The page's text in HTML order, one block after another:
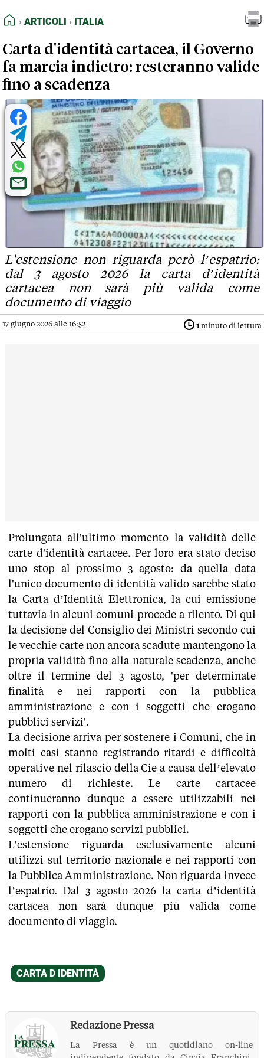
FEED RSS
NORMATIVE DEONTOLOGICHE
TERMINI e CONDIZIONI
HOME
ARTICOLI ITALIA
Carta d'identità cartacea, il Governo
fa marcia indietro: resteranno valide
fino a scadenza
L'estensione non riguarda però l’espatrio:
dal 3 agosto 2026 la carta d’identità
cartacea non sarà più valida come
documento di viaggio
17 giugno 2026 alle 16:52 1minuto di lettura
Prolungata all'ultimo momento la validità delle
carte d'identità cartacee. Per loro era stato deciso
uno stop al prossimo 3 agosto: da quella data
l'unico documento di identità valido sarebbe stato
la Carta d’Identità Elettronica, la cui emissione
tuttavia in alcuni comuni procede a rilento. Di qui
la decisione del Consiglio dei Ministri secondo cui
le vecchie carte non ancora scadute mantengono la
propria validità fino alla naturale scadenza, anche
oltre il termine del 3 agosto, 'per determinate
finalità e nei rapporti con la pubblica
amministrazione e con i soggetti che erogano
pubblici servizi'.
La decisione arriva per sostenere i Comuni, che in
molti casi stanno registrando ritardi e difficoltà
operative nel rilascio della Cie a causa dell’elevato
numero di richieste. Le carte cartacee
continueranno dunque a essere utilizzabili nei
rapporti con la pubblica amministrazione e con i
soggetti che erogano servizi pubblici.
L'estensione riguarda esclusivamente alcuni
utilizzi sul territorio nazionale e nei rapporti con
la Pubblica Amministrazione. Non riguarda invece
l’espatrio. Dal 3 agosto 2026 la carta d’identità
cartacea non sarà dunque più valida come
documento di viaggio.
Redazione Pressa
La Pressa è un quotidiano on-line